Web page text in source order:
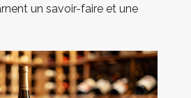
un savoir-faire et une